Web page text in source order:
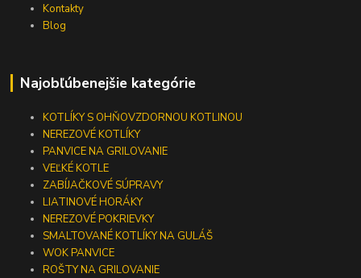
Kontakty
Blog
Najobľúbenejšie kategórie
KOTLÍKY S OHŇOVZDORNOU KOTLINOU
NEREZOVÉ KOTLÍKY
PANVICE NA GRILOVANIE
VEĽKÉ KOTLE
ZABÍJAČKOVÉ SÚPRAVY
LIATINOVÉ HORÁKY
NEREZOVÉ POKRIEVKY
SMALTOVANÉ KOTLÍKY NA GULÁŠ
WOK PANVICE
ROŠTY NA GRILOVANIE